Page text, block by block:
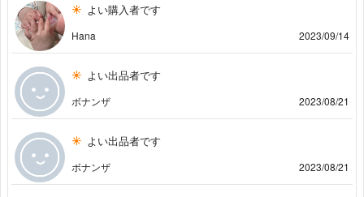
よい購入者です
Hana 2023/09/14
よい出品者です
ボナンザ 2023/08/21
よい出品者です
ボナンザ 2023/08/21